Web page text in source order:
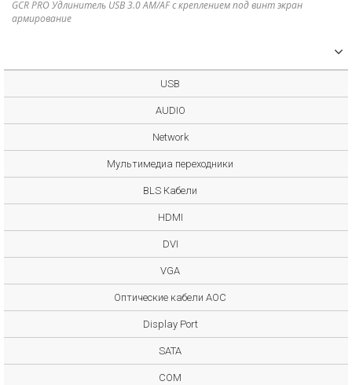
GCR PRO Удлинитель USB 3.0 AM/AF с креплением под винт экран
армирование
USB
AUDIO
Network
Мультимедиа переходники
BLS Кабели
HDMI
DVI
VGA
Оптические кабели AOC
Display Port
SATA
COM